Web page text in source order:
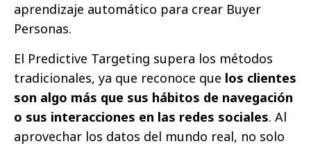
aprendizaje automático para crear Buyer
Personas.
El Predictive Targeting supera los métodos
tradicionales, ya que reconoce que los clientes
son algo más que sus hábitos de navegación
o sus interacciones en las redes sociales. Al
aprovechar los datos del mundo real, no solo